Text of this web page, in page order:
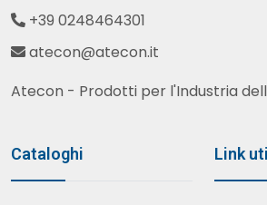
+39 0248464301
atecon@atecon.it
Atecon - Prodotti per l'Industria
Cataloghi Link